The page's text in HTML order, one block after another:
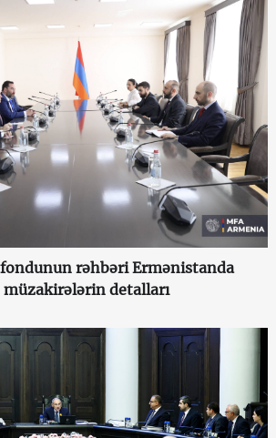
rəhbəri Ermənistanda
müzakirələrin detalları